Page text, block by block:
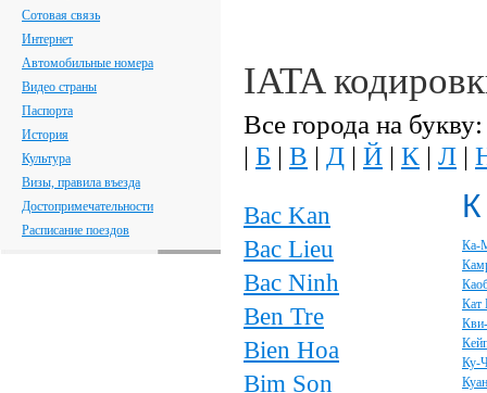
Сотовая связь
Интернет
Автомобильные номера
Видео страны
Паспорта
История
Культура
Визы, правила въезда
Достопримечательности
Расписание поездов
IATA
Все города на букву:
| Б | В | Д | Й | К | Л |
Bac Kan
Bac Lieu
Bac Ninh
Ben Tre
Bien Hoa
Bim Son
К
Ка-
Кат
Ку-